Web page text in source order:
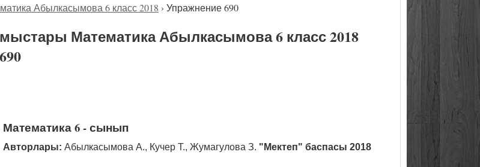
Абылкасымова 6 класс 2018 › Упражнение 690
Математика Абылкасымова 6 класс 2018
Математика 6 - сынып
Авторлары: Абылкасымова А., Кучер Т., Жумагулова З. "Мектеп" баспасы 2018